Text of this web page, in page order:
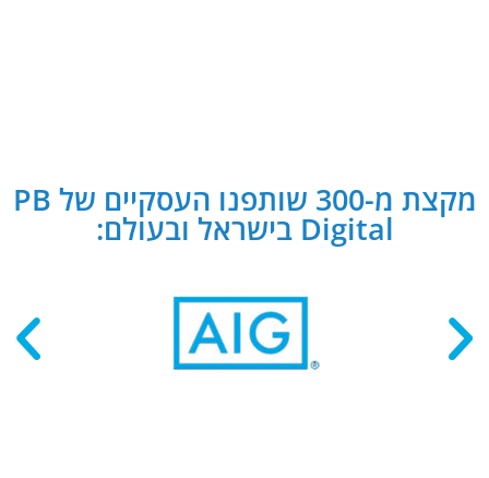
מקצת מ-300 שותפנו העסקיים של PB
Digital בישראל ובעולם: